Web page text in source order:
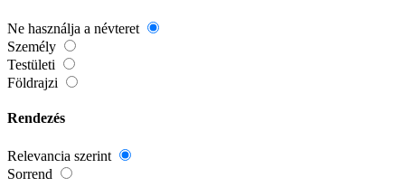
Ne használja a névteret
Személy
Testületi
Földrajzi
Rendezés
Relevancia szerint
Sorrend